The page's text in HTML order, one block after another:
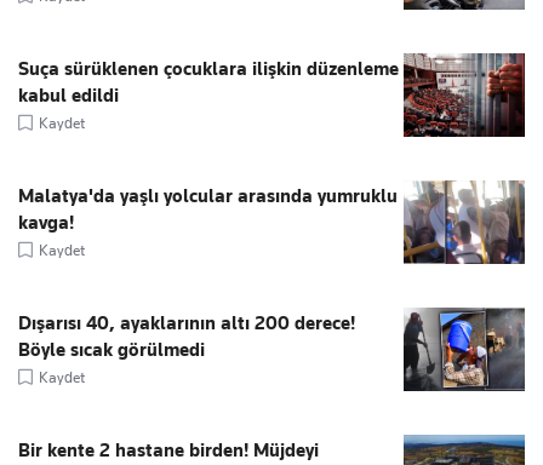
Suça sürüklenen çocuklara ilişkin düzenleme
kabul edildi
Kaydet
Malatya'da yaşlı yolcular arasında yumruklu
kavga!
Kaydet
Dışarısı 40, ayaklarının altı 200 derece!
Böyle sıcak görülmedi
Kaydet
Bir kente 2 hastane birden! Müjdeyi